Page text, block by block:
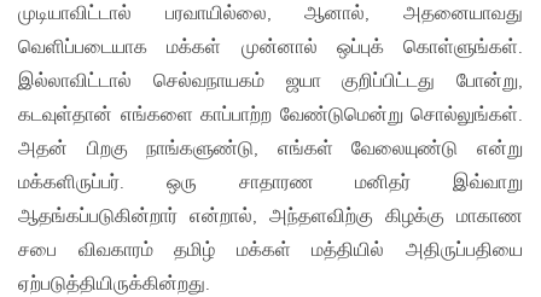
முடியாவிட்டால் பரவாயில்லை, ஆனால், அதனையாவது
வெளிப்படையாக மக்கள் முன்னால் ஒப்புக் கொள்ளுங்கள்.
இல்லாவிட்டால் செல்வநாயகம் ஜயா குறிப்பிட்டது போன்று,
கடவுள்தான் எங்களை காப்பாற்ற வேண்டுமென்று சொல்லுங்கள்.
அதன் பிறகு நாங்களுண்டு, எங்கள் வேலையுண்டு என்று
மக்களிருப்பர். ஒரு சாதாரண மனிதர் இவ்வாறு
ஆதங்கப்படுகின்றார் என்றால், அந்தளவிற்கு கிழக்கு மாகாண
சபை விவகாரம் தமிழ் மக்கள் மத்தியில் அதிருப்பதியை
ஏற்படுத்தியிருக்கின்றது.